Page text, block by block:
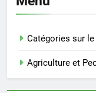
Catégories sur
Agriculture et